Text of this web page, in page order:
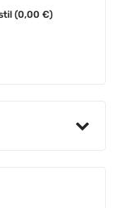
(0,00 €)